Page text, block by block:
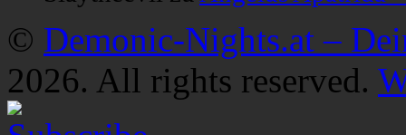
© Demonic-Nights.at –
2026. All rights reserved.